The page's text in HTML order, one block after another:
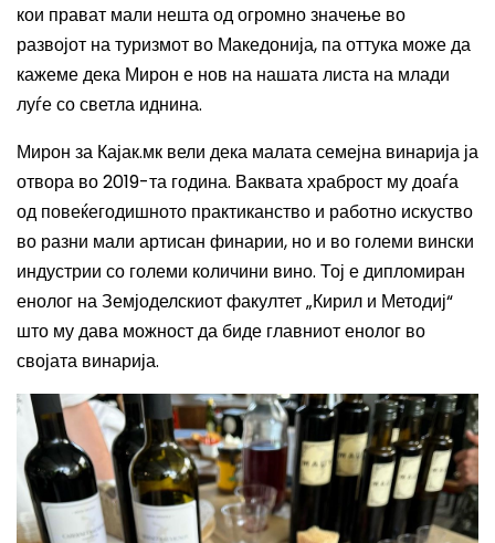
кои прават мали нешта од огромно значење во
развојот на туризмот во Македонија, па оттука може да
кажеме дека Мирон е нов на нашата листа на млади
луѓе со светла иднина.
Мирон за Кајак.мк вели дека малата семејна винарија ја
отвора во 2019-та година. Ваквата храброст му доаѓа
од повеќегодишното практиканство и работно искуство
во разни мали артисан финарии, но и во големи вински
индустрии со големи количини вино. Тој е дипломиран
енолог на Земјоделскиот факултет „Кирил и Методиј“
што му дава можност да биде главниот енолог во
својата винарија.